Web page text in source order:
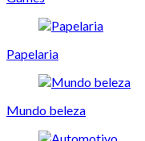
Papelaria
Mundo beleza